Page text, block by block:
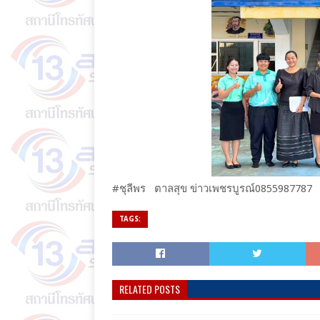
#ชุลีพร ตาลสุข ข่าวเพชรบูรณ์0855987787
TAGS:
RELATED POSTS